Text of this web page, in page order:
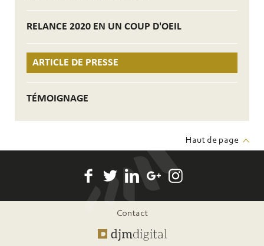
RELANCE 2020 EN UN COUP D'OEIL
ARTICLE DE PRESSE
TÉMOIGNAGE
Haut de page
Contact